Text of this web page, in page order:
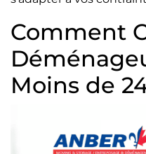
Comment
Moins de